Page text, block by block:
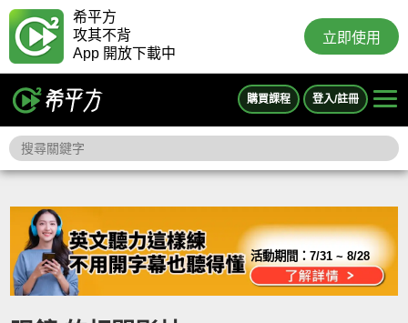
希平方
攻其不背
App 開放下載中
立即使用
購買課程 登入/註冊
活動期間：7/31 ~ 8/28